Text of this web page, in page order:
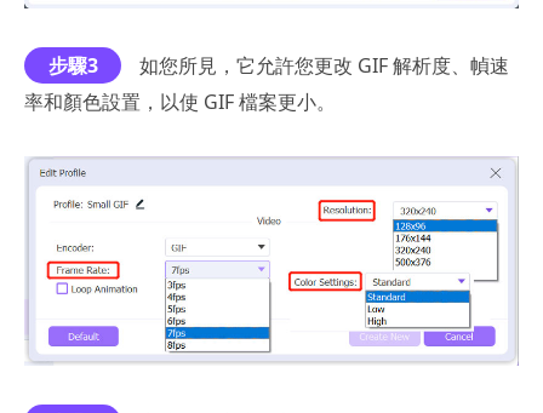
步驟3
如您所見，它允許您更改 GIF 解析度、幀速
率和顏色設置，以使 GIF 檔案更小。